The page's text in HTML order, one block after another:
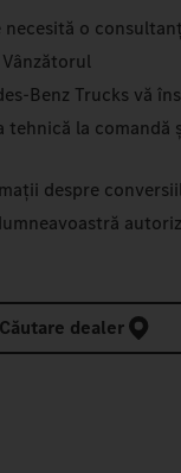
o
Trucks vă
tehnică la comandă
despre
Căutare dealer